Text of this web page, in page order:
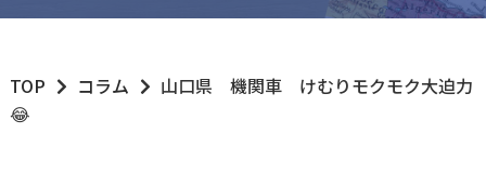
TOP コラム
山口県 機関車 けむりモクモク大迫力
😂